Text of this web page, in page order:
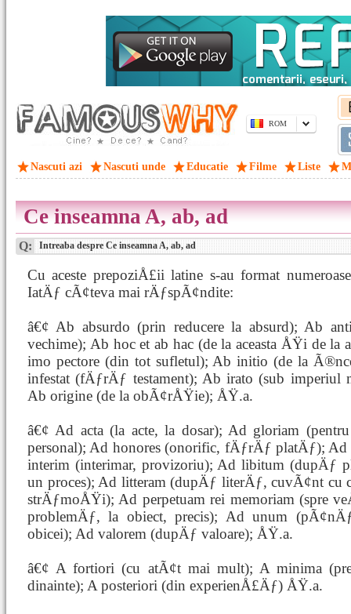
ROM
Nascuti azi Nascuti unde Educatie Filme Liste
Ce inseamna A, ab, ad
Q: Intreaba despre Ce inseamna A, ab, ad
Cu aceste prepoziÅ£ii latine s-au format
IatÄƒ cÃ¢teva mai rÄƒspÃ¢ndite:
â€¢ Ab absurdo (prin reducere la absurd); Ab
vechime); Ab hoc et ab hac (de la aceasta ÅŸi de la
imo pectore (din tot sufletul); Ab initio (de la
infestat (fÄƒrÄƒ testament); Ab irato (sub imperiul
Ab origine (de la obÃ¢rÅŸie); ÅŸ.a.
â€¢ Ad acta (la acte, la dosar); Ad gloriam
personal); Ad honores (onorific, fÄƒrÄƒ platÄƒ);
interim (interimar, provizoriu); Ad libitum (dupÄƒ
un proces); Ad litteram (dupÄƒ literÄƒ, cuvÃ¢nt cu
strÄƒmoÅŸi); Ad perpetuam rei memoriam (spre
problemÄƒ, la obiect, precis); Ad unum
obicei); Ad valorem (dupÄƒ valoare); ÅŸ.a.
â€¢ A fortiori (cu atÃ¢t mai mult); A minima
dinainte); A posteriori (din experienÅ£Äƒ) ÅŸ.a.